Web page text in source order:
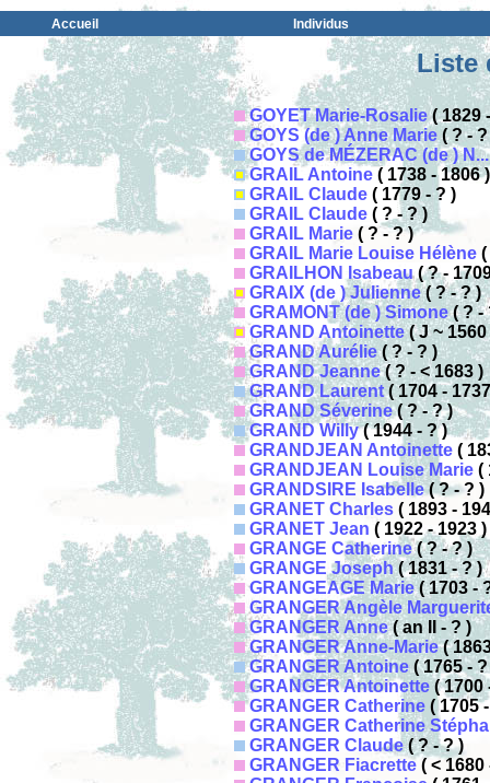
Accueil Individus
Liste
GOYET Marie-Rosalie( 1829
GOYS (de ) Anne Marie( ? - ?
GOYS de MÉZERAC (de ) N...
GRAIL Antoine ( 1738 - 1806 )
GRAIL Claude ( 1779 - ? )
GRAIL Claude ( ? - ? )
GRAIL Marie ( ? - ? )
GRAIL Marie Louise Hélène (
GRAILHON Isabeau( ? -
GRAIX (de ) Julienne( ? - ? )
GRAMONT (de ) Simone( ? -
GRAND Antoinette( J ~ 1560
GRAND Aurélie( ? - ? )
GRAND Jeanne( ? - < 1683 )
GRAND Laurent( 1704 -
GRAND Séverine( ? - ? )
GRAND Willy( 1944 - ? )
GRANDJEAN Antoinette (
GRANDJEAN Louise Marie (
GRANDSIRE Isabelle( ? - ? )
GRANET Charles ( 1893 -
GRANET Jean ( 1922 - 1923 )
GRANGE Catherine( ? - ? )
GRANGE Joseph( 1831 - ? )
GRANGEAGE Marie( 1703 -
GRANGER Angèle
GRANGER Anne( an II - ? )
GRANGER Anne-Marie(
GRANGER Antoine ( 1765 -
GRANGER Antoinette ( 1700
GRANGER Catherine ( 1705
GRANGER Catherine
GRANGER Claude( ? - ? )
GRANGER Fiacrette ( < 1680